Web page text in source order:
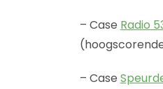
– Case Radio
– Case